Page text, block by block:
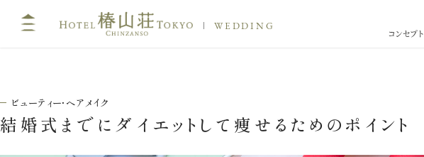
WEDDING
コンセプト
ビューティー・ヘアメイク
結婚式までにダイエットして痩せるためのポイント